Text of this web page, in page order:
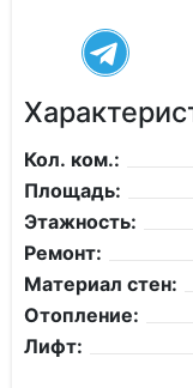
Кол. ком.:
Площадь:
Этажность:
Ремонт:
Материал стен:
Отопление:
Лифт: